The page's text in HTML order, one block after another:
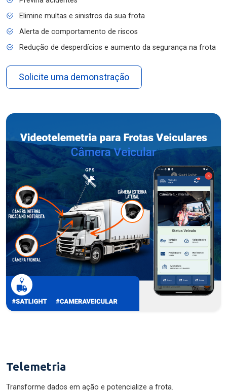
Elimine multas e sinistros da sua frota
Alerta de comportamento de riscos
Redução de desperdícios e aumento da segurança na frota
Solicite uma demonstração
Telemetria
Transforme dados em ação e potencialize a frota.